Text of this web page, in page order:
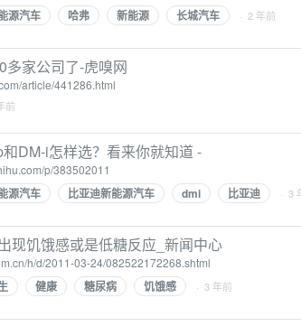
源汽车 哈弗 新能源 长城汽车 · 2 年前
多家公司了-虎嗅网
article/441286.html
前
DM-i怎样选？看来你就知道 -
p/383502011
源汽车 比亚迪新能源汽车 dmi 比亚迪 · 3
现饥饿感或是低糖反应_新闻中心
h/d/2011-03-24/082522172268.shtml
健康 糖尿病 饥饿感 · 3 年前